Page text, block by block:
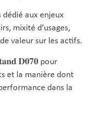
aux enjeux
mixité d’usages,
valeur sur les actifs.
𝐃𝟎𝟕𝟎 pour
et la manière dont
dans la